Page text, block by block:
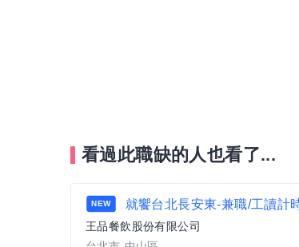
看過此職缺的人也看了...
NEW 就饗台北長安東-兼職/工讀計
王品餐飲股份有限公司